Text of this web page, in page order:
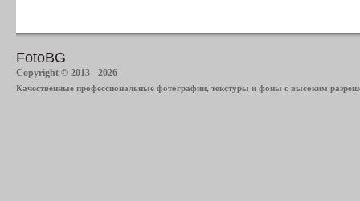
FotoBG
Copyright © 2013 - 2026
Качественные профессиональные фотографии, текстуры и фоны с высоким